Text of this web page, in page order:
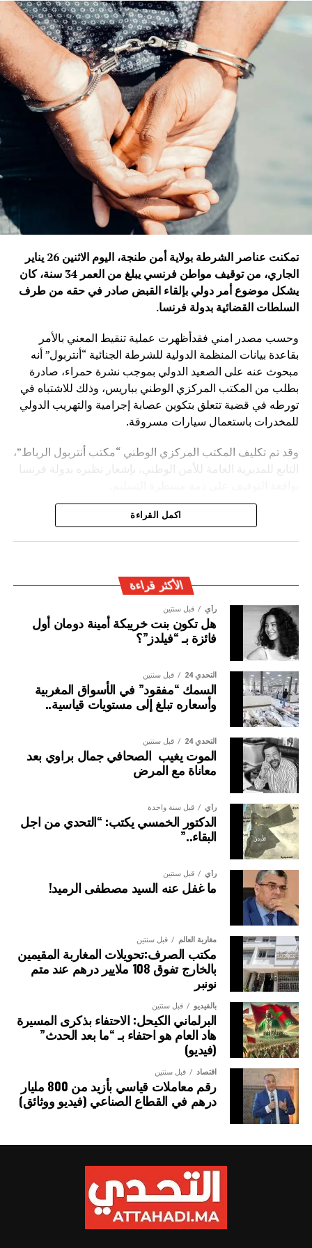
تمكنت عناصر الشرطة بولاية أمن طنجة، اليوم الاثنين 26 يناير
الجاري، من توقيف مواطن فرنسي يبلغ من العمر 34 سنة، كان
يشكل موضوع أمر دولي بإلقاء القبض صادر في حقه من طرف
السلطات القضائية بدولة فرنسا.
وحسب مصدر امني فقدأظهرت عملية تنقيط المعني بالأمر
بقاعدة بيانات المنظمة الدولية للشرطة الجنائية “أنتربول” أنه
مبحوث عنه على الصعيد الدولي بموجب نشرة حمراء، صادرة
بطلب من المكتب المركزي الوطني بباريس، وذلك للاشتباه في
تورطه في قضية تتعلق بتكوين عصابة إجرامية والتهريب الدولي
للمخدرات باستعمال سيارات مسروقة.
وقد تم تكليف المكتب المركزي الوطني “مكتب أنتربول الرباط”،
التابع للمديرية العامة للأمن الوطني، بإشعار نظيره بدولة فرنسا
ويأتي توقيف المشتبه به في سياق التزام المصالح الأمنية
المغربية بتفعيل آليات التعاون الأمني الدولي، خصوصا ملاحقة
اكمل القراءة
الأكثر قراءة
رأي قبل سنتين
هل تكون بنت خريبكة أمينة دومان أول
فائزة بـ “فيلدز”؟
التحدي 24 قبل سنتين
السمك “مفقود” في الأسواق المغربية
وأسعاره تبلغ إلى مستويات قياسية..
التحدي 24 قبل سنتين
الموت يغيب الصحافي جمال براوي بعد
معاناة مع المرض
رأي قبل سنة واحدة
الدكتور الخمسي يكتب: “التحدي من اجل
البقاء..”
رأي قبل سنتين
ما غفل عنه السيد مصطفى الرميد!
مغاربة العالم قبل سنتين
مكتب الصرف:تحويلات المغاربة المقيمين
بالخارج تفوق 108 ملايير درهم عند متم
نونبر
بالفيديو قبل سنتين
البرلماني الكيحل: الاحتفاء بذكرى المسيرة
هاد العام هو احتفاء بـ “ما بعد الحدث”
(فيديو)
اقتصاد قبل سنتين
رقم معاملات قياسي بأزيد من 800 مليار
درهم في القطاع الصناعي (فيديو ووثائق)